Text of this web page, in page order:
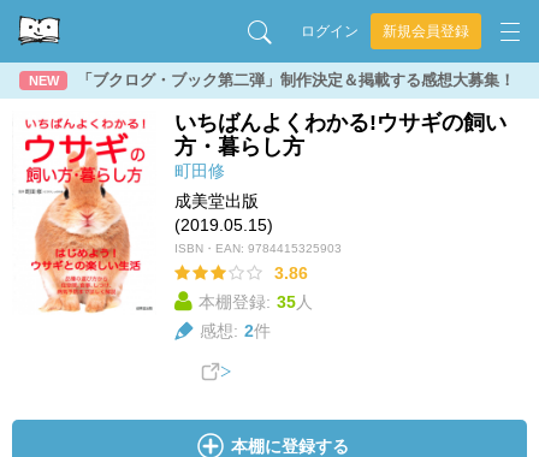
ログイン 新規会員登録
NEW 「ブクログ・ブック第二弾」制作決定＆掲載する感想大募集！
いちばんよくわかる!ウサギの飼い
方・暮らし方
町田修
成美堂出版
(2019.05.15)
ISBN・EAN: 9784415325903
3.86
本棚登録: 35人
感想: 2件
本棚に登録する